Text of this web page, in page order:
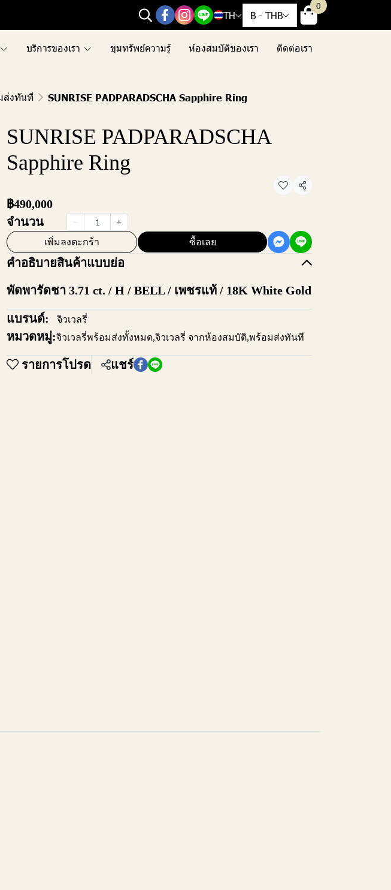
TH ฿ - THB
0
บริการของเรา ขุมทรัพย์ความรู้ ห้องสมบัติของเรา ติดต่อเรา
ส่งทันที SUNRISE PADPARADSCHA Sapphire Ring
SUNRISE PADPARADSCHA
Sapphire Ring
แชร์
฿490,000
จำนวน
เพิ่มลงตะกร้า ซื้อเลย
คำอธิบายสินค้าแบบย่อ
พัดพารัดชา 3.71 ct. / H / BELL / เพชรแท้ / 18K White Gold
แบรนด์: จิวเวลรี่
หมวดหมู่:จิวเวลรี่พร้อมส่งทั้งหมด,จิวเวลรี่ จากห้องสมบัติ,พร้อมส่งทันที
รายการโปรด แชร์